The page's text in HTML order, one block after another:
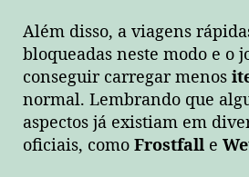
Além disso, a viagens
bloqueadas neste modo e o
conseguir carregar menos
normal. Lembrando que
aspectos já existiam em
oficiais, como Frostfall e